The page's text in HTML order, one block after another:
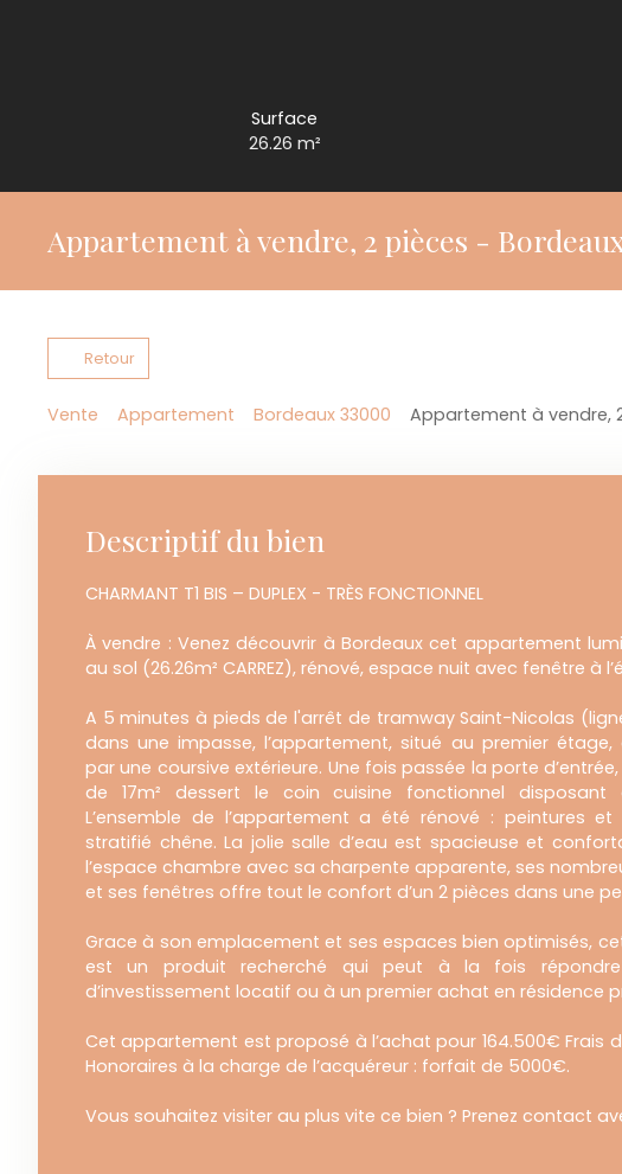
Surface
26.26 m²
Appartement à vendre, 2 pièces -
Retour
Vente Appartement Bordeaux 33000 Appartement à vendre,
Descriptif du bien
CHARMANT T1 BIS – DUPLEX - TRÈS FONCTIONNEL
À vendre : Venez découvrir à Bordeaux cet appartement
au sol (26.26m² CARREZ), rénové, espace nuit avec fenêtre à
A 5 minutes à pieds de l'arrêt de tramway Saint-Nicolas
dans une impasse, l’appartement, situé au premier étage,
par une coursive extérieure. Une fois passée la porte
de 17m² dessert le coin cuisine fonctionnel disposant
L’ensemble de l’appartement a été rénové : peintures
stratifié chêne. La jolie salle d’eau est spacieuse et
l’espace chambre avec sa charpente apparente, ses
et ses fenêtres offre tout le confort d’un 2 pièces dans une
Grace à son emplacement et ses espaces bien optimisés,
est un produit recherché qui peut à la fois
d’investissement locatif ou à un premier achat en résidence
Cet appartement est proposé à l’achat pour 164.500€ Frais
Honoraires à la charge de l’acquéreur : forfait de 5000€.
Vous souhaitez visiter au plus vite ce bien ? Prenez contact